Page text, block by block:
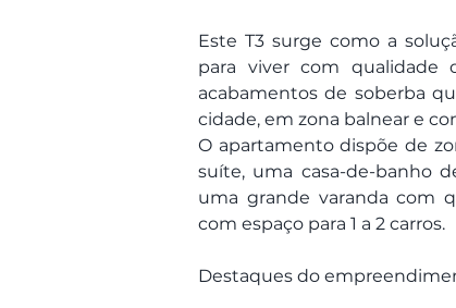
Este T3 surge como a
para viver com qualidade
acabamentos de soberba
cidade, em zona balnear e
O apartamento dispõe de
suíte, uma casa-de-banho
uma grande varanda com
com espaço para 1 a 2 carros.
Destaques do